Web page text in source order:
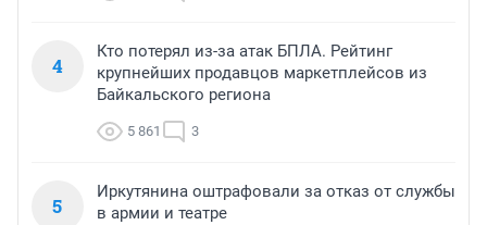
4
Кто потерял из-за атак БПЛА. Рейтинг
крупнейших продавцов маркетплейсов из
Байкальского региона
5 861 3
5
Иркутянина оштрафовали за отказ от службы
в армии и театре